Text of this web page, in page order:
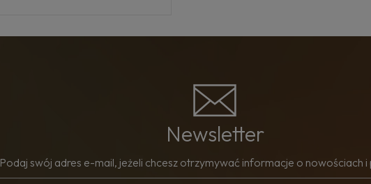
Newsletter
Podaj swój adres e-mail, jeżeli chcesz otrzymywać informacje o nowościach